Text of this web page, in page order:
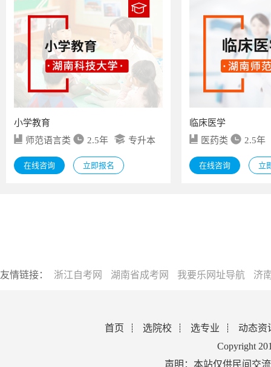
小学教育
师范语言类
2.5年 专升本
在线咨询 立即报名
临床医学
医药类
2.5年
在线咨询 立
友情链接： 浙江自考网 湖南省成考网 我要乐网址导航 济
首页 选院校 选专业
动态资
Copyright
声明：本站仅供民间交